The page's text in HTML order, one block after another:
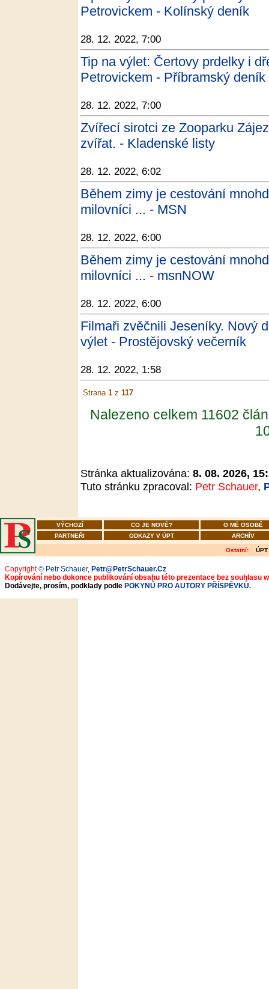
Petrovickem - Kolínský deník
28. 12. 2022, 7:00
Tip na výlet: Čertovy prdelky i
Petrovickem - Příbramský deník
28. 12. 2022, 7:00
Zvířecí sirotci ze Zooparku
zvířat. - Kladenské listy
28. 12. 2022, 6:02
Během zimy je cestování
milovníci ... - MSN
28. 12. 2022, 6:00
Během zimy je cestování
milovníci ... - msnNOW
28. 12. 2022, 6:00
Filmaři zvěčnili Jeseníky. Nový
výlet - Prostějovský večerník
28. 12. 2022, 1:58
Strana 1 z 117
Nalezeno celkem 11602
Stránka aktualizována: 8. 08. 2026,
Tuto stránku zpracoval: Petr Schauer,
VÝCHOZÍ CO JE NOVÉ?
O MÉ OSOBĚ
PARTNEŘI
ODKAZY V ÚPT ARCHÍV
Ostatní: ÚPT
Copyright© Petr Schauer, Petr@PetrSchauer.Cz
Kopírování nebo dokonce publikování obsahu této prezentace bez souhlasu
Dodávejte, prosím, podklady podle POKYNŮ PRO AUTORY PŘÍSPĚVKŮ.